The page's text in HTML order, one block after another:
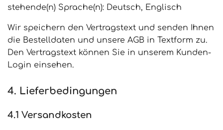
stehende(n) Sprache(n): Deutsch, Englisch
Wir speichern den Vertragstext und senden Ihnen
die Bestelldaten und unsere AGB in Textform zu.
Den Vertragstext können Sie in unserem Kunden-
Login einsehen.
4. Lieferbedingungen
4.1 Versandkosten